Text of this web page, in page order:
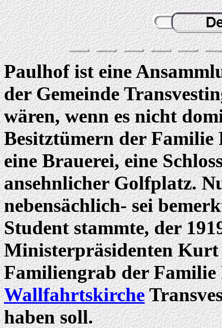
Paulhof ist eine
der Gemeinde
wären, wenn es nicht
Besitztümern der Familie
eine Brauerei, eine
ansehnlicher Golfplatz.
nebensächlich- sei
Student stammte, der
Ministerpräsidenten Kurt
Familiengrab der Familie
Wallfahrtskirche
haben soll.